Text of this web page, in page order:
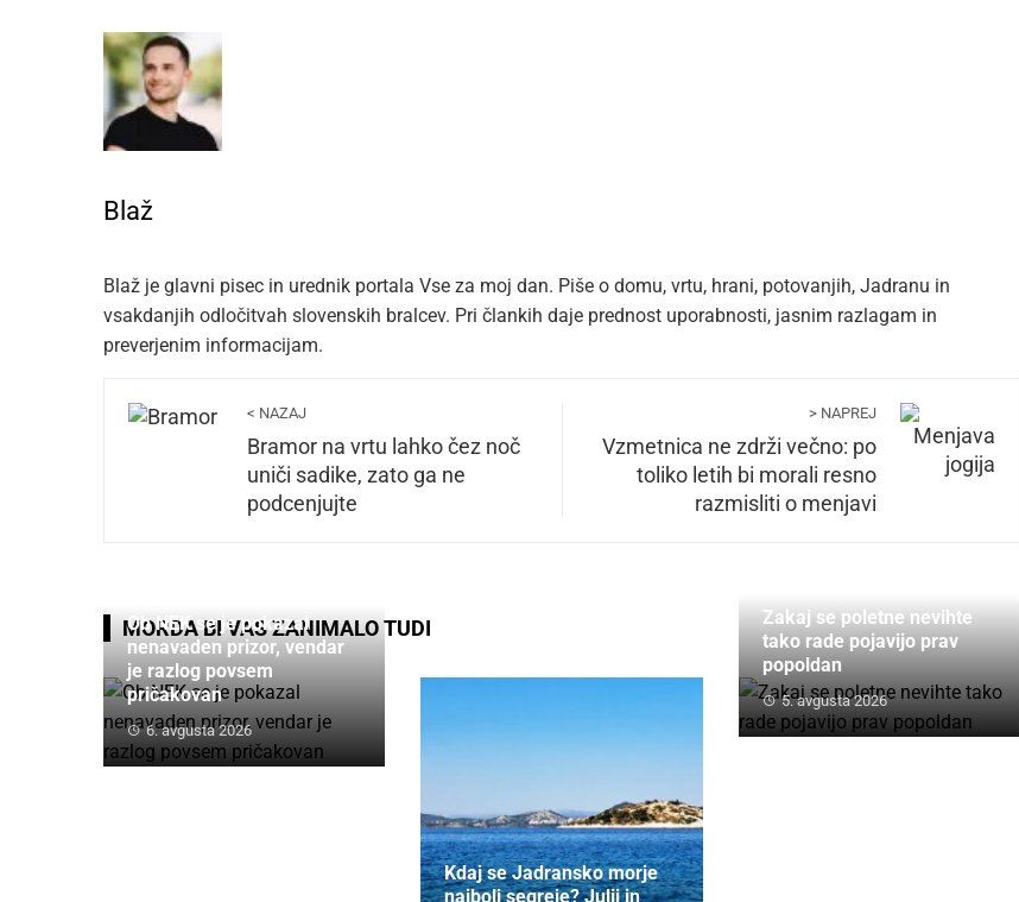
Blaž
Blaž je glavni pisec in urednik portala Vse za moj dan. Piše o domu, vrtu, hrani, potovanjih, Jadranu in
vsakdanjih odločitvah slovenskih bralcev. Pri člankih daje prednost uporabnosti, jasnim razlagam in
preverjenim informacijam.
< NAZAJ
Bramor na vrtu lahko čez noč
uniči sadike, zato ga ne
podcenjujte
> NAPREJ
Vzmetnica ne zdrži večno: po
toliko letih bi morali resno
razmisliti o menjavi
MORDA BI VAS ZANIMALO TUDI
Ob NEK se je pokazal
nenavaden prizor, vendar
je razlog povsem
pričakovan
6. avgusta 2026
Kdaj se Jadransko morje
najbolj segreje? Julij in
Zakaj se poletne nevihte
tako rade pojavijo prav
popoldan
5. avgusta 2026